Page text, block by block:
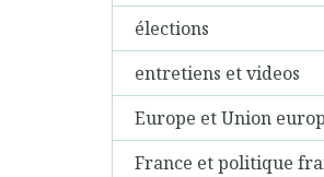
élections
entretiens et videos
Europe et Union
France et politique